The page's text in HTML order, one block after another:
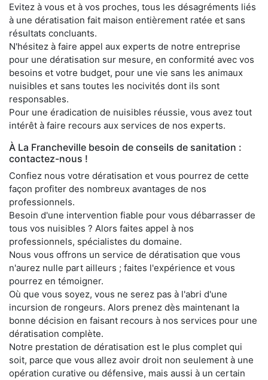
Evitez à vous et à vos proches, tous les désagréments liés
à une dératisation fait maison entièrement ratée et sans
résultats concluants.
N'hésitez à faire appel aux experts de notre entreprise
pour une dératisation sur mesure, en conformité avec vos
besoins et votre budget, pour une vie sans les animaux
nuisibles et sans toutes les nocivités dont ils sont
responsables.
Pour une éradication de nuisibles réussie, vous avez tout
intérêt à faire recours aux services de nos experts.
À La Francheville besoin de conseils de sanitation :
contactez-nous !
Confiez nous votre dératisation et vous pourrez de cette
façon profiter des nombreux avantages de nos
professionnels.
Besoin d'une intervention fiable pour vous débarrasser de
tous vos nuisibles ? Alors faites appel à nos
professionnels, spécialistes du domaine.
Nous vous offrons un service de dératisation que vous
n'aurez nulle part ailleurs ; faites l'expérience et vous
pourrez en témoigner.
Où que vous soyez, vous ne serez pas à l'abri d'une
incursion de rongeurs. Alors prenez dès maintenant la
bonne décision en faisant recours à nos services pour une
dératisation complète.
Notre prestation de dératisation est le plus complet qui
soit, parce que vous allez avoir droit non seulement à une
opération curative ou défensive, mais aussi à un certain